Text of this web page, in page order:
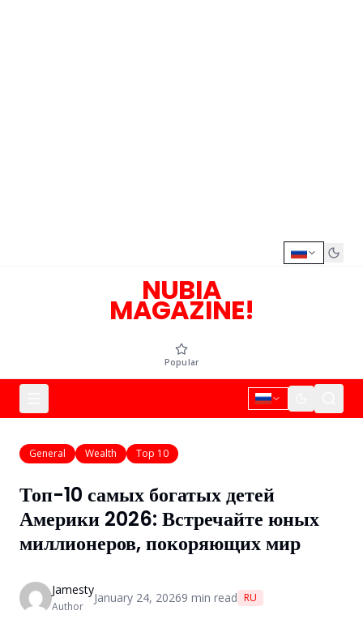
NUBIA
MAGAZINE!
Popular
General Wealth Top 10
Топ-10 самых богатых детей
Америки 2026: Встречайте юных
миллионеров, покоряющих мир
Jamesty
Author
January 24, 20269 min read RU